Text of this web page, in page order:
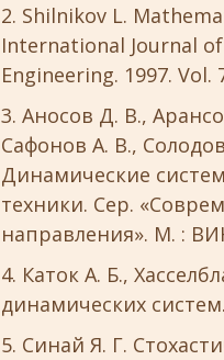
Shilnikov L.
International Journal
Engineering. 1997.
Аносов Д. В.,
Сафонов А. В.,
Динамические
техники. Сер.
направления». M. :
Каток А. Б.,
динамических
Синай Я. Г.